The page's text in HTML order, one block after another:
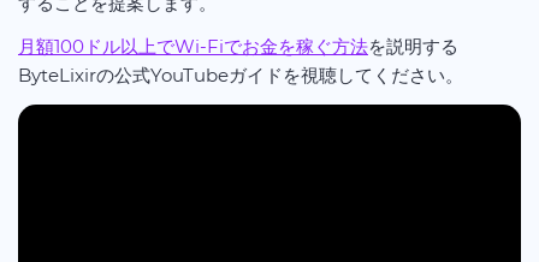
月額100ドル以上でWi-Fiでお金を稼ぐ方法を説明する
ByteLixirの公式YouTubeガイドを視聴してください。